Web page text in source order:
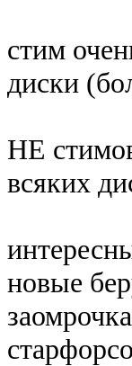
стим
диски
НЕ
всяких
новые